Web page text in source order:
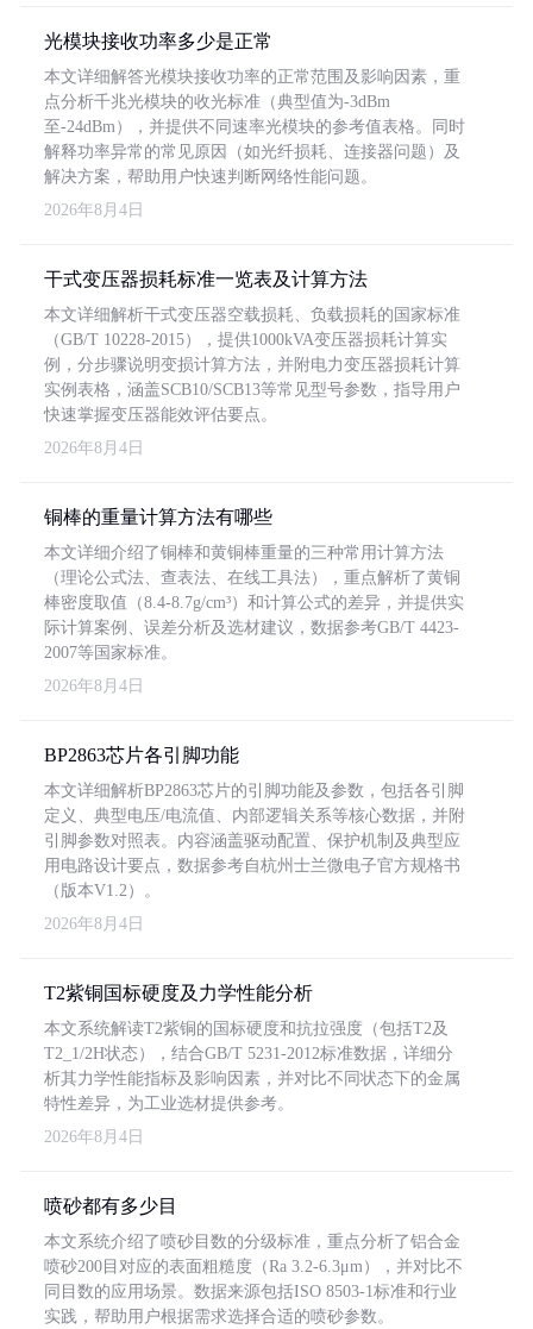
光模块接收功率多少是正常
本文详细解答光模块接收功率的正常范围及影响因素，重
点分析千兆光模块的收光标准（典型值为-3dBm
至-24dBm），并提供不同速率光模块的参考值表格。同时
解释功率异常的常见原因（如光纤损耗、连接器问题）及
解决方案，帮助用户快速判断网络性能问题。
2026年8月4日
干式变压器损耗标准一览表及计算方法
本文详细解析干式变压器空载损耗、负载损耗的国家标准
（GB/T 10228-2015），提供1000kVA变压器损耗计算实
例，分步骤说明变损计算方法，并附电力变压器损耗计算
实例表格，涵盖SCB10/SCB13等常见型号参数，指导用户
快速掌握变压器能效评估要点。
2026年8月4日
铜棒的重量计算方法有哪些
本文详细介绍了铜棒和黄铜棒重量的三种常用计算方法
（理论公式法、查表法、在线工具法），重点解析了黄铜
棒密度取值（8.4-8.7g/cm³）和计算公式的差异，并提供实
际计算案例、误差分析及选材建议，数据参考GB/T 4423-
2007等国家标准。
2026年8月4日
BP2863芯片各引脚功能
本文详细解析BP2863芯片的引脚功能及参数，包括各引脚
定义、典型电压/电流值、内部逻辑关系等核心数据，并附
引脚参数对照表。内容涵盖驱动配置、保护机制及典型应
用电路设计要点，数据参考自杭州士兰微电子官方规格书
（版本V1.2）。
2026年8月4日
T2紫铜国标硬度及力学性能分析
本文系统解读T2紫铜的国标硬度和抗拉强度（包括T2及
T2_1/2H状态），结合GB/T 5231-2012标准数据，详细分
析其力学性能指标及影响因素，并对比不同状态下的金属
特性差异，为工业选材提供参考。
2026年8月4日
喷砂都有多少目
本文系统介绍了喷砂目数的分级标准，重点分析了铝合金
喷砂200目对应的表面粗糙度（Ra 3.2-6.3μm），并对比不
同目数的应用场景。数据来源包括ISO 8503-1标准和行业
实践，帮助用户根据需求选择合适的喷砂参数。